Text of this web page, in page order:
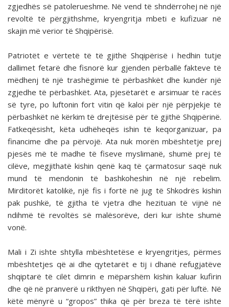
zgjedhës së patolerueshme. Në vend të shndërrohej në një
revoltë të përgjithshme, kryengritja mbeti e kufizuar në
skajin më verior të Shqipërisë.
Patriotët e vërtetë të të gjithë Shqipërisë i hedhin tutje
dallimet fetarë dhe fisnorë kur gjenden përballë fakteve të
mëdhenj të një trashëgimie të përbashkët dhe kundër një
zgjedhe të përbashkët. Ata, pjesëtarët e arsimuar të racës
së tyre, po luftonin fort vitin që kaloi për një përpjekje të
përbashkët në kërkim të drejtësisë për të gjithë Shqipërinë.
Fatkeqësisht, këta udhëheqës ishin të keqorganizuar, pa
financime dhe pa përvojë. Ata nuk morën mbështetje prej
pjesës më të madhe të fiseve myslimanë, shumë prej të
cilëve, megjithatë kishin qenë kaq të çarmatosur saqë nuk
mund të mendonin të bashkoheshin në një rebelim.
Mirditorët katolikë, një fis i fortë në jug të Shkodrës kishin
pak pushkë, të gjitha të vjetra dhe hezituan të vijnë në
ndihmë të revoltës së malësorëve, deri kur ishte shumë
vonë.
Mali i Zi ishte shtylla mbështetëse e kryengritjes, përmes
mbështetjes që ai dhe qytetarët e tij i dhanë refugjatëve
shqiptarë të cilët dimrin e mëparshëm kishin kaluar kufirin
dhe që në pranverë u rikthyen në Shqipëri, gati për luftë. Në
këtë mënyrë u “gropos” thika që për breza të tërë ishte